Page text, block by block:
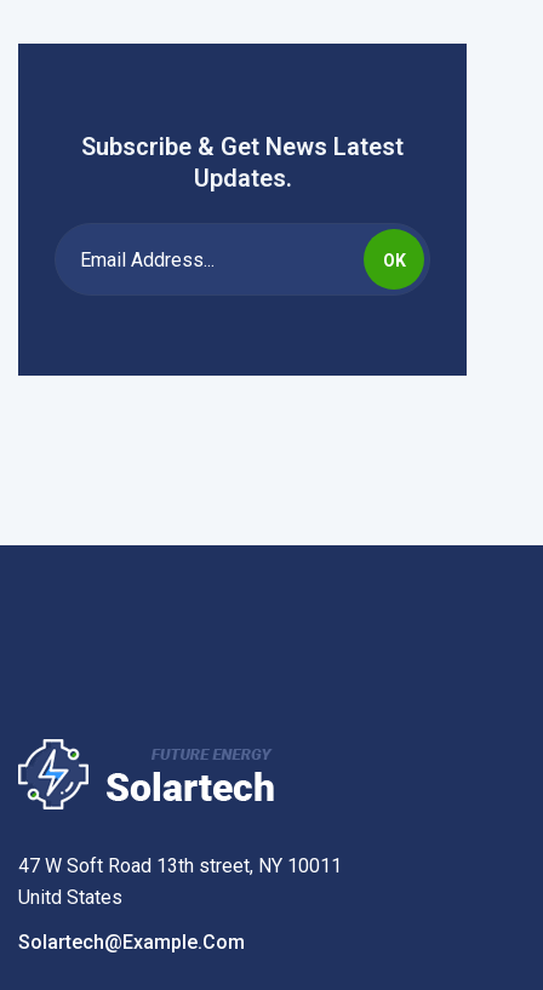
Subscribe & Get News Latest
Updates.
OK
47 W Soft Road 13th street, NY 10011
Unitd States
Solartech@example.com